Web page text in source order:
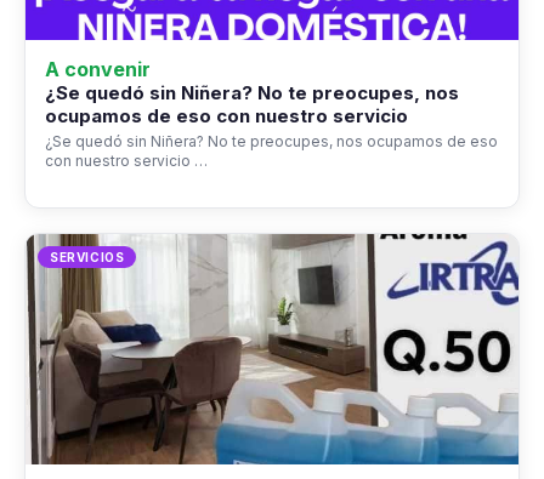
A convenir
¿Se quedó sin Niñera? No te preocupes, nos
ocupamos de eso con nuestro servicio
¿Se quedó sin Niñera? No te preocupes, nos ocupamos de eso
con nuestro servicio …
SERVICIOS